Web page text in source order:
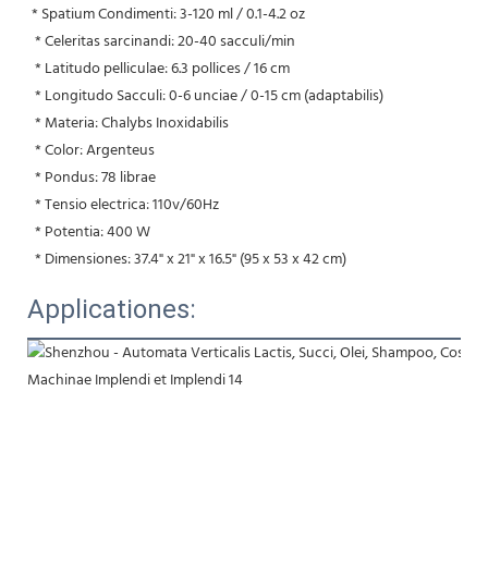
* Spatium Condimenti: 3-120 ml / 0.1-4.2 oz
* Celeritas sarcinandi: 20-40 sacculi/min
* Latitudo pelliculae: 6.3 pollices / 16 cm
* Longitudo Sacculi: 0-6 unciae / 0-15 cm (adaptabilis)
* Materia: Chalybs Inoxidabilis
* Color: Argenteus
* Pondus: 78 librae
* Tensio electrica: 110v/60Hz
* Potentia: 400 W
* Dimensiones: 37.4" x 21" x 16.5" (95 x 53 x 42 cm)
Applicationes: